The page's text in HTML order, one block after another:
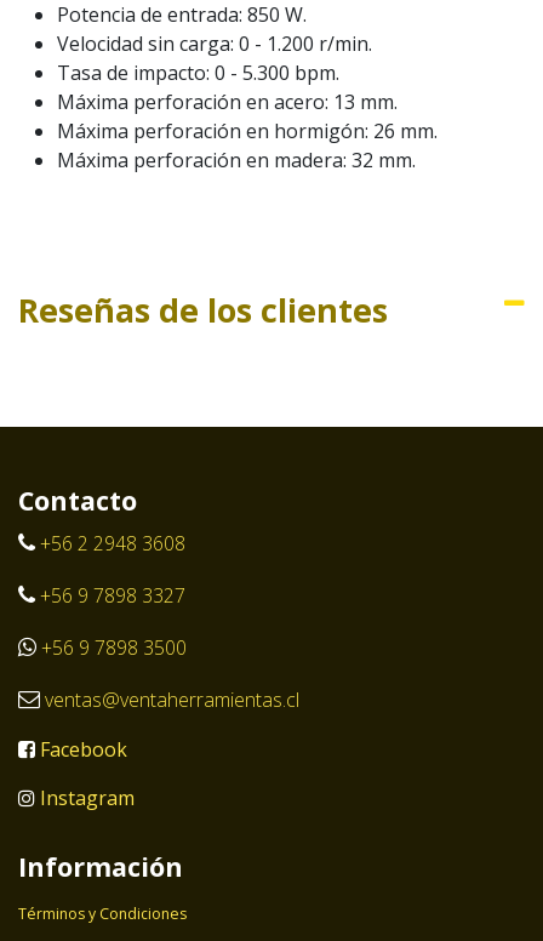
Potencia de entrada: 850 W.
Velocidad sin carga: 0 - 1.200 r/min.
Tasa de impacto: 0 - 5.300 bpm.
Máxima perforación en acero: 13 mm.
Máxima perforación en hormigón: 26 mm.
Máxima perforación en madera: 32 mm.
Reseñas de los clientes
Contacto
+56 2 2948 3608
+56 9 7898 3327
+56 9 7898 3500
ventas@ventaherramientas.cl
Facebook
Instagram
Información
Términos y Condiciones